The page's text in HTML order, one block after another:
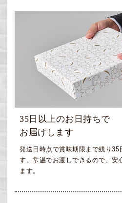
35日以上のお日持ちで
お届けします
発送日時点で賞味期限まで残り35
す。常温でお渡しできるので、安
ます。